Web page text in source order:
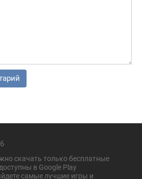
скачать только бесплатные
в Google Play
самые лучшие игры и